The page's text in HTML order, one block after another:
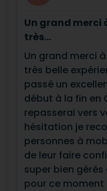
Un grand merci
très...
Un grand merci
très belle
passé un
début à la fin en
repasserai vers
hésitation je
personnes à
de leur faire
super bien
pour ce moment